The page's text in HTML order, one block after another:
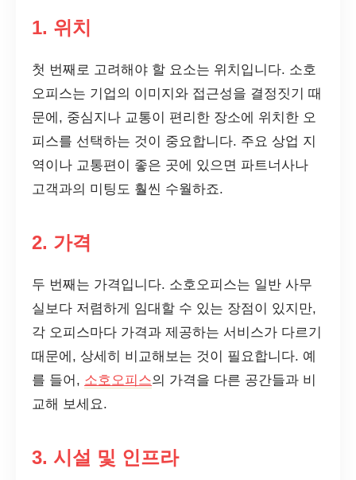
1. 위치
첫 번째로 고려해야 할 요소는 위치입니다. 소호
오피스는 기업의 이미지와 접근성을 결정짓기 때
문에, 중심지나 교통이 편리한 장소에 위치한 오
피스를 선택하는 것이 중요합니다. 주요 상업 지
역이나 교통편이 좋은 곳에 있으면 파트너사나
고객과의 미팅도 훨씬 수월하죠.
2. 가격
두 번째는 가격입니다. 소호오피스는 일반 사무
실보다 저렴하게 임대할 수 있는 장점이 있지만,
각 오피스마다 가격과 제공하는 서비스가 다르기
때문에, 상세히 비교해보는 것이 필요합니다. 예
를 들어, 소호오피스의 가격을 다른 공간들과 비
교해 보세요.
3. 시설 및 인프라